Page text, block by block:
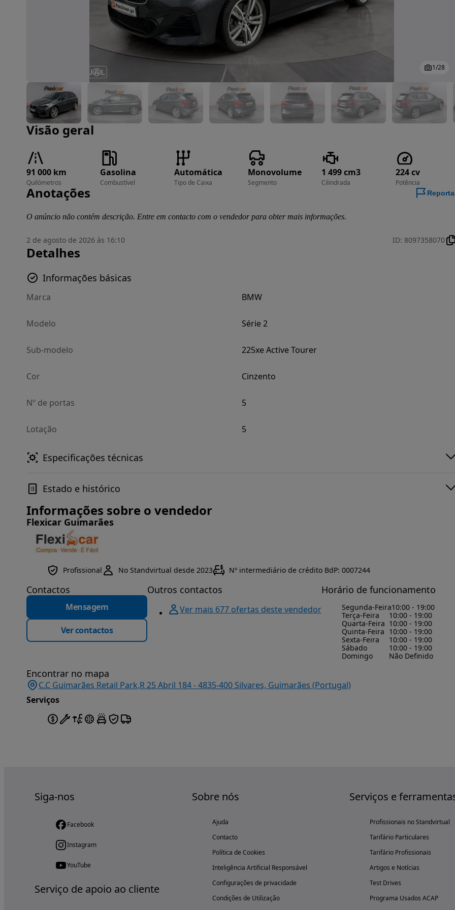
Imagem 1 de 28
1/28
Visão geral
91 000 km
Quilómetros
Gasolina
Combustível
Automática
Tipo de Caixa
Monovolume
Segmento
1 499 cm3
Cilindrada
224 cv
Potência
Anotações
O anúncio não contém descrição. Entre em contacto com o vendedor para obter mais informações.
2 de agosto de 2026 às 16:10 ID: 8097358070
Detalhes
Informações básicas
Marca BMW
Modelo Série 2
Sub-modelo 225xe Active Tourer
Cor Cinzento
Nº de portas 5
Lotação 5
Especificações técnicas
Estado e histórico
Informações sobre o vendedor
Flexicar Guimarães
Profissional No Standvirtual desde 2023 Nº intermediário de crédito BdP: 0007244
Contactos
Mensagem
Ver contactos
Outros contactos
Ver mais 677 ofertas deste vendedor
Horário de funcionamento
Segunda-Feira10:00 - 19:00
Terça-Feira
10:00 - 19:00
Quarta-Feira 10:00 - 19:00
Quinta-Feira 10:00 - 19:00
Sexta-Feira
10:00 - 19:00
Sábado
10:00 - 19:00
Domingo
Não Definido
Encontrar no mapa
C.C Guimarães Retail Park,R 25 Abril 184 - 4835-400 Silvares, Guimarães (Portugal)
Serviços
Siga-nos
Facebook
Instagram
YouTube
Serviço de apoio ao cliente
Sobre nós
Ajuda
Contacto
Política de Cookies
Inteligência Artificial Responsável
Configurações de privacidade
Condições de Utilização
Serviços e
Profissionais no Standvirtual
Tarifário Particulares
Tarifário Profissionais
Artigos e Notícias
Test Drives
Programa Usados ACAP